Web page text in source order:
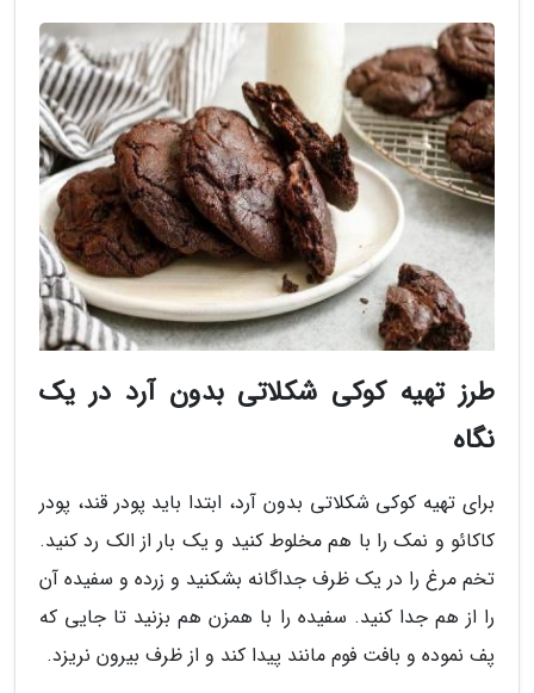
طرز تهیه کوکی شکلاتی بدون آرد در یک
نگاه
برای تهیه کوکی شکلاتی بدون آرد، ابتدا باید پودر قند، پودر
کاکائو و نمک را با هم مخلوط کنید و یک بار از الک رد کنید.
تخم مرغ را در یک ظرف جداگانه بشکنید و زرده و سفیده آن
را از هم جدا کنید. سفیده را با همزن هم بزنید تا جایی که
پف نموده و بافت فوم مانند پیدا کند و از ظرف بیرون نریزد.